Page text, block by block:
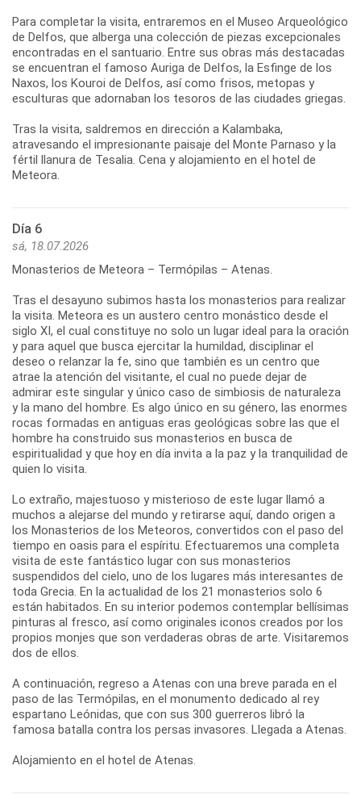
Para completar la visita, entraremos en el Museo Arqueológico
de Delfos, que alberga una colección de piezas excepcionales
encontradas en el santuario. Entre sus obras más destacadas
se encuentran el famoso Auriga de Delfos, la Esfinge de los
Naxos, los Kouroi de Delfos, así como frisos, metopas y
esculturas que adornaban los tesoros de las ciudades griegas.
Tras la visita, saldremos en dirección a Kalambaka,
atravesando el impresionante paisaje del Monte Parnaso y la
fértil llanura de Tesalia. Cena y alojamiento en el hotel de
Día 6
sá, 18.07.2026
Monasterios de Meteora – Termópilas – Atenas.
Tras el desayuno subimos hasta los monasterios para realizar
la visita. Meteora es un austero centro monástico desde el
siglo XI, el cual constituye no solo un lugar ideal para la oración
y para aquel que busca ejercitar la humildad, disciplinar el
deseo o relanzar la fe, sino que también es un centro que
atrae la atención del visitante, el cual no puede dejar de
admirar este singular y único caso de simbiosis de naturaleza
y la mano del hombre. Es algo único en su género, las enormes
rocas formadas en antiguas eras geológicas sobre las que el
hombre ha construido sus monasterios en busca de
espiritualidad y que hoy en día invita a la paz y la tranquilidad de
quien lo visita.
Lo extraño, majestuoso y misterioso de este lugar llamó a
muchos a alejarse del mundo y retirarse aquí, dando origen a
los Monasterios de los Meteoros, convertidos con el paso del
tiempo en oasis para el espíritu. Efectuaremos una completa
visita de este fantástico lugar con sus monasterios
suspendidos del cielo, uno de los lugares más interesantes de
toda Grecia. En la actualidad de los 21 monasterios solo 6
están habitados. En su interior podemos contemplar bellísimas
pinturas al fresco, así como originales iconos creados por los
propios monjes que son verdaderas obras de arte. Visitaremos
dos de ellos.
A continuación, regreso a Atenas con una breve parada en el
paso de las Termópilas, en el monumento dedicado al rey
espartano Leónidas, que con sus 300 guerreros libró la
famosa batalla contra los persas invasores. Llegada a Atenas.
Alojamiento en el hotel de Atenas.